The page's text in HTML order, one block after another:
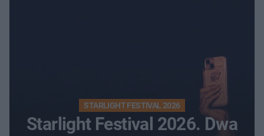
STARLIGHT FESTIVAL 2026
Starlight Festival 2026. Dwa